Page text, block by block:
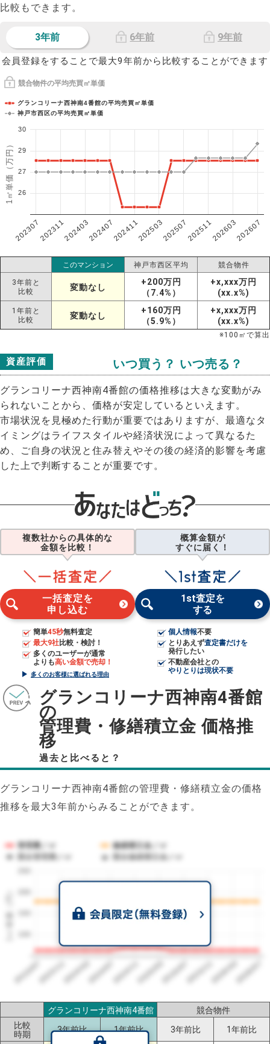
比較もできます。
3年前 6年前 9年前
会員登録をすることで最大9年前から比較することができます
競合物件の平均売買㎡単価
1㎡単価（万円）
グランコリーナ西神南4番館の平均売買㎡単価
神戸市西区の平均売買㎡単価
202307202311202403202407202411202503202507202511202603202607
26
27
29
30
このマンション 神戸市西区平均 競合物件
3年前と
比較
変動なし
+200万円
（7.4%）
+x,xxx万円
(xx.x%)
1年前と
比較
変動なし
+160万円
（5.9%）
+x,xxx万円
(xx.x%)
※100 ㎡で算出
資産評価 いつ買う？ いつ売る？
グランコリーナ西神南4番館の価格推移は大きな変動がみ
られないことから、価格が安定しているといえます。
市場状況を見極めた行動が重要ではありますが、最適なタ
イミングはライフスタイルや経済状況によって異なるた
め、ご自身の状況と住み替えやその後の経済的影響を考慮
した上で判断することが重要です。
複数社からの具体的な
金額を比較！
一括査定を
申し込む
簡単45秒無料査定
最大9社比較・検討！
多くのユーザーが通常
よりも高い金額で売却！
多くのお客様に選ばれる理由
概算金額が
すぐに届く！
1st査定を
する
個人情報不要
とりあえず査定書だけを
発行したい
不動産会社との
やりとりは現状不要
グランコリーナ西神南4番館
の
管理費・修繕積立金 価格推
移
過去と比べると？
グランコリーナ西神南4番館の管理費・修繕積立金の価格
推移を最大3年前からみることができます。
1㎡単価（円）
管理費／㎡
修繕積立金／㎡
競合管理費／㎡
競合修繕積立金／㎡
2023/072023/112024/032024/072024/112025/032025/072025/112026/032026/07
グランコリーナ西神南4番館
競合物件
比較
時期
3年前比 1年前比 3年前比 1年前比